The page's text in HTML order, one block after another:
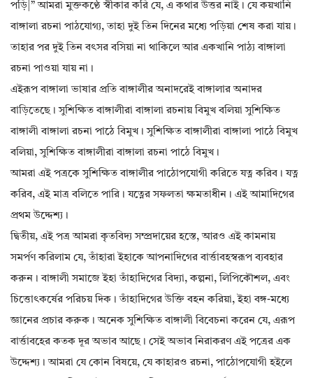
পড়ি|” আমরা মুক্তকণ্ঠে স্বীকার করি যে, এ কথার উত্তর নাই। যে কয়খানি
বাঙ্গালা রচনা পাঠযোগ্য, তাহা দুই তিন দিনের মধ্যে পড়িয়া শেষ করা যায়।
তাহার পর দুই তিন বৎসর বসিয়া না থাকিলে আর একখানি পাঠ্য বাঙ্গালা
রচনা পাওয়া যায় না।
এইরূপ বাঙ্গালা ভাষার প্রতি বাঙ্গালীর অনাদরেই বাঙ্গালার অনাদর
বাড়িতেছে। সুশিক্ষিত বাঙ্গালীরা বাঙ্গালা রচনায় বিমুখ বলিয়া সুশিক্ষিত
বাঙ্গালী বাঙ্গালা রচনা পাঠে বিমুখ। সুশিক্ষিত বাঙ্গালীরা বাঙ্গালা পাঠে বিমুখ
বলিয়া, সুশিক্ষিত বাঙ্গালীরা বাঙ্গালা রচনা পাঠে বিমুখ।
আমরা এই পত্রকে সুশিক্ষিত বাঙ্গালীর পাঠোপযোগী করিতে যত্ন করিব। যত্ন
করিব, এই মাত্র বলিতে পারি। যত্নের সফলতা ক্ষমতাধীন। এই আমাদিগের
প্রথম উদ্দেশ্য।
দ্বিতীয়, এই পত্র আমরা কৃতবিদ্য সম্প্রদায়ের হস্তে, আরও এই কামনায়
সমর্পণ করিলাম যে, তাঁহারা ইহাকে আপনাদিগের বার্ত্তাবহস্বরূপ ব্যবহার
করুন। বাঙ্গালী সমাজে ইহা তাঁহাদিগের বিদ্যা, কল্পনা, লিপিকৌশল, এবং
চিত্তোৎকর্ষের পরিচয় দিক। তাঁহাদিগের উক্তি বহন করিয়া, ইহা বঙ্গ-মধ্যে
জ্ঞানের প্রচার করুক। অনেক সুশিক্ষিত বাঙ্গালী বিবেচনা করেন যে, এরূপ
বার্ত্তাবহের কতক দূর অভাব আছে। সেই অভাব নিরাকরণ এই পত্রের এক
উদ্দেশ্য। আমরা যে কোন বিষয়ে, যে কাহারও রচনা, পাঠোপযোগী হইলে